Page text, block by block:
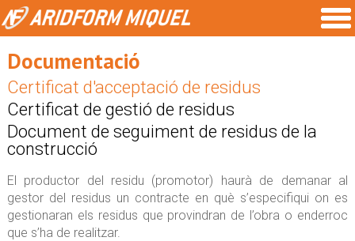
Documentació
Certificat d'acceptació de residus
Certificat de gestió de residus
Document de seguiment de residus de la
construcció
El productor del residu (promotor) haurà de demanar al
gestor del residus un contracte en què s’especifiqui on es
gestionaran els residus que provindran de l’obra o enderroc
que s’ha de realitzar.